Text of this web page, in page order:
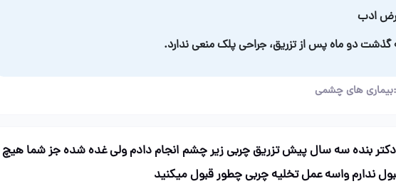
ادب
گذشت دو ماه پس از تزریق، جراحی پلک منعی ندارد.
بیماری های چشمی
بنده سه سال پیش تزریق چربی زیر چشم انجام دادم ولی غده شده جز شما هیچ
ندارم واسه عمل تخلیه چربی چطور قبول میکنید